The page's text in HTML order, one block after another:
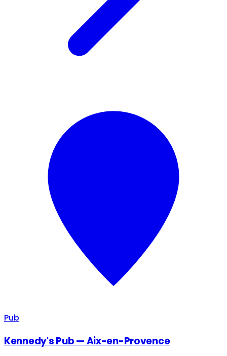
Pub
Kennedy's Pub — Aix-en-Provence